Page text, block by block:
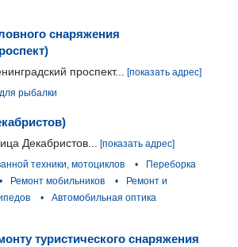
снаряжения
проспект...
[показать адрес]
рыбалки
Декабристов...
[показать адрес]
техники, мотоциклов •
Переборка
• Ремонт мобильников •
Ремонт и
• Автомобильная оптика
туристического снаряжения